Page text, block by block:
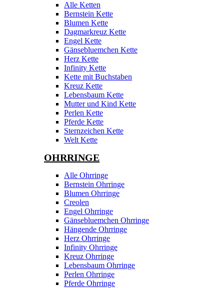
Alle Ketten
Bernstein Kette
Blumen Kette
Dagmarkreuz Kette
Engel Kette
Gänsebluemchen Kette
Herz Kette
Infinity Kette
Kette mit Buchstaben
Kreuz Kette
Lebensbaum Kette
Mutter und Kind Kette
Perlen Kette
Pferde Kette
Sternzeichen Kette
Welt Kette
OHRRINGE
Alle Ohrringe
Bernstein Ohrringe
Blumen Ohrringe
Creolen
Engel Ohrringe
Gänsebluemchen Ohrringe
Hängende Ohrringe
Herz Ohrringe
Infinity Ohrringe
Kreuz Ohrringe
Lebensbaum Ohrringe
Perlen Ohrringe
Pferde Ohrringe